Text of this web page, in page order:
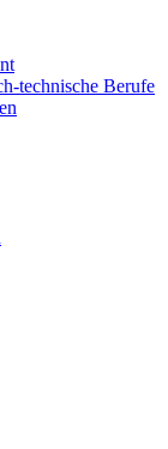
technische Berufe